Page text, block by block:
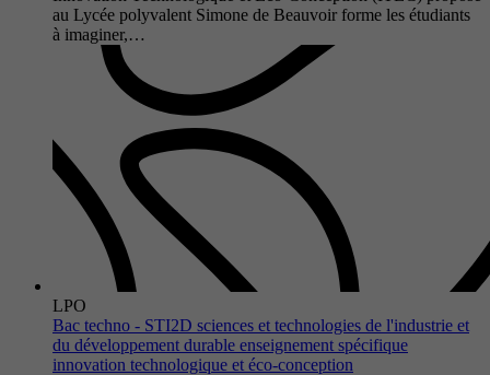
au Lycée polyvalent Simone de Beauvoir forme les étudiants
à imaginer,…
LPO
Bac techno - STI2D sciences et technologies de l'industrie et
du développement durable enseignement spécifique
innovation technologique et éco-conception